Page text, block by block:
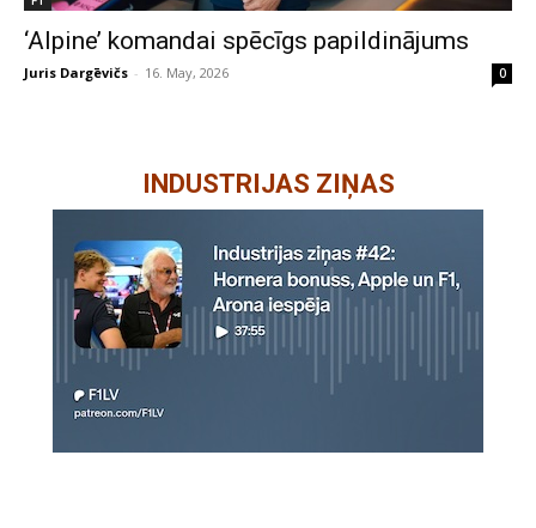
‘Alpine’ komandai spēcīgs papildinājums
Juris Dargēvičs - 16. May, 2026 0
INDUSTRIJAS ZIŅAS